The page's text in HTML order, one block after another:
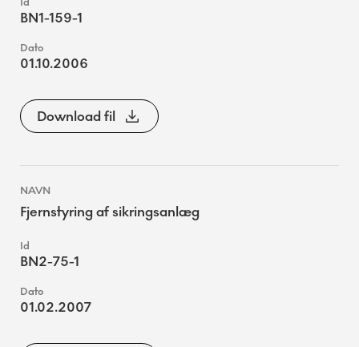
BN1-159-1
01.10.2006
Download fil
Fjernstyring af sikringsanlæg
BN2-75-1
01.02.2007